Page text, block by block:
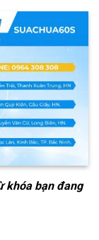
khóa bạn đang